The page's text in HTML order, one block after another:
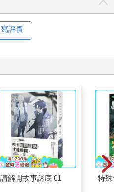
寫評價
請解開故事謎底 01 特